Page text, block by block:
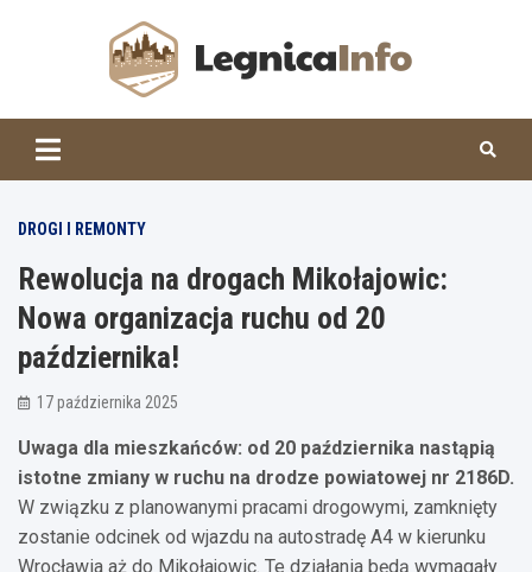
DROGI I REMONTY
Rewolucja na drogach Mikołajowic:
Nowa organizacja ruchu od 20
października!
17 października 2025
Uwaga dla mieszkańców: od 20 października nastąpią
istotne zmiany w ruchu na drodze powiatowej nr 2186D.
W związku z planowanymi pracami drogowymi, zamknięty
zostanie odcinek od wjazdu na autostradę A4 w kierunku
Wrocławia aż do Mikołajowic. Te działania będą wymagały